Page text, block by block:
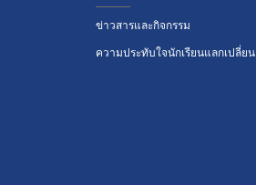
ข่าวสารและกิจกรรม
ความประทับใจนักเรียนแลกเปลี่ยน